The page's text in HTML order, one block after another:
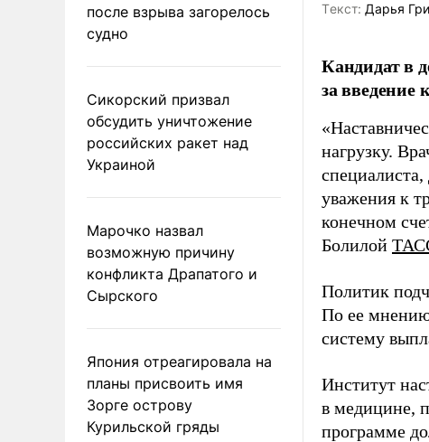
после взрыва загорелось
судно
Сикорский призвал
обсудить уничтожение
российских ракет над
Украиной
Марочко назвал
возможную причину
конфликта Драпатого и
Сырского
Япония отреагировала на
планы присвоить имя
Зорге острову
Курильской гряды
Tекст: Дарья
Кандидат в
за введение
нагрузку.
уважения к
конечном
Болилой
Политик
По ее
систему
Институт
в медицине,
программе